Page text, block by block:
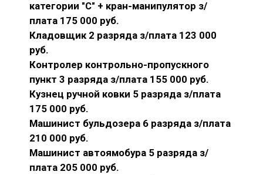
категории "С" + кран-манипулятор з/
плата 175 000 руб.
Кладовщик 2 разряда з/плата 123 000
руб.
Контролер контрольно-пропускного
пункт 3 разряда з/плата 155 000 руб.
Кузнец ручной ковки 5 разряда з/плата
175 000 руб.
Машинист бульдозера 6 разряда з/плата
210 000 руб.
Машинист автоямобура 5 разряда з/
плата 205 000 руб.